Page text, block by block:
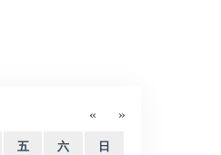
« »
五 六 日